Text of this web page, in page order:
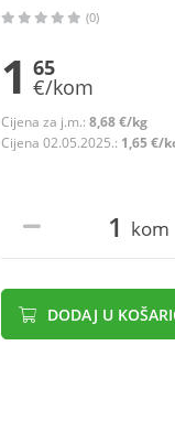
(0)
1 65
€/kom
Cijena za j.m.: 8,68 €/kg
Cijena 02.05.2025.: 1,65 €/
kom
DODAJ U